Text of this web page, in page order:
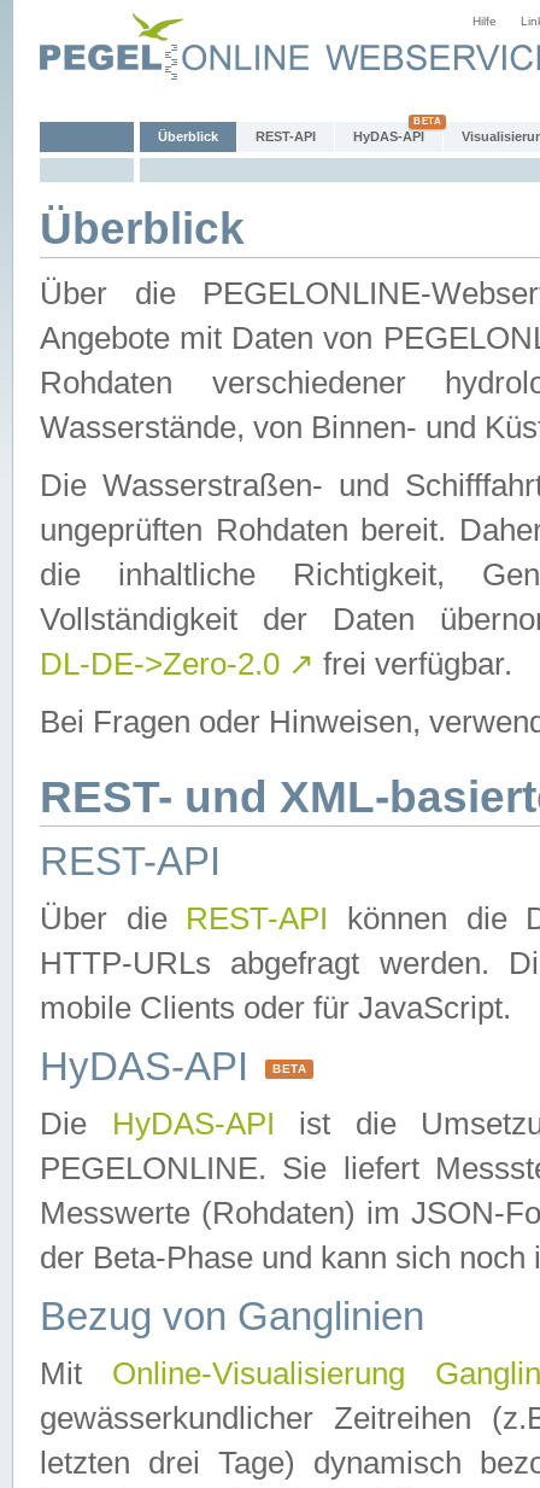
Hilfe
Überblick REST-API HyDAS-API
Überblick
Über die PEGELONLINE-
Angebote mit Daten von
Rohdaten verschiedener
Wasserstände, von Binnen- und
Die Wasserstraßen- und
ungeprüften Rohdaten bereit.
die inhaltliche Richtigkeit,
Vollständigkeit der Daten
DL-DE->Zero-2.0 ↗ frei verfügbar.
Bei Fragen oder Hinweisen,
REST- und XML-
REST-API
Über die REST-API können die
HTTP-URLs abgefragt werden.
mobile Clients oder für JavaScript.
HyDAS-API BETA
Die HyDAS-API ist die
PEGELONLINE. Sie liefert
Messwerte (Rohdaten) im JSON-
der Beta-Phase und kann sich noch
Bezug von Ganglinien
Mit Online-Visualisierung
gewässerkundlicher Zeitreihen
letzten drei Tage) dynamisch